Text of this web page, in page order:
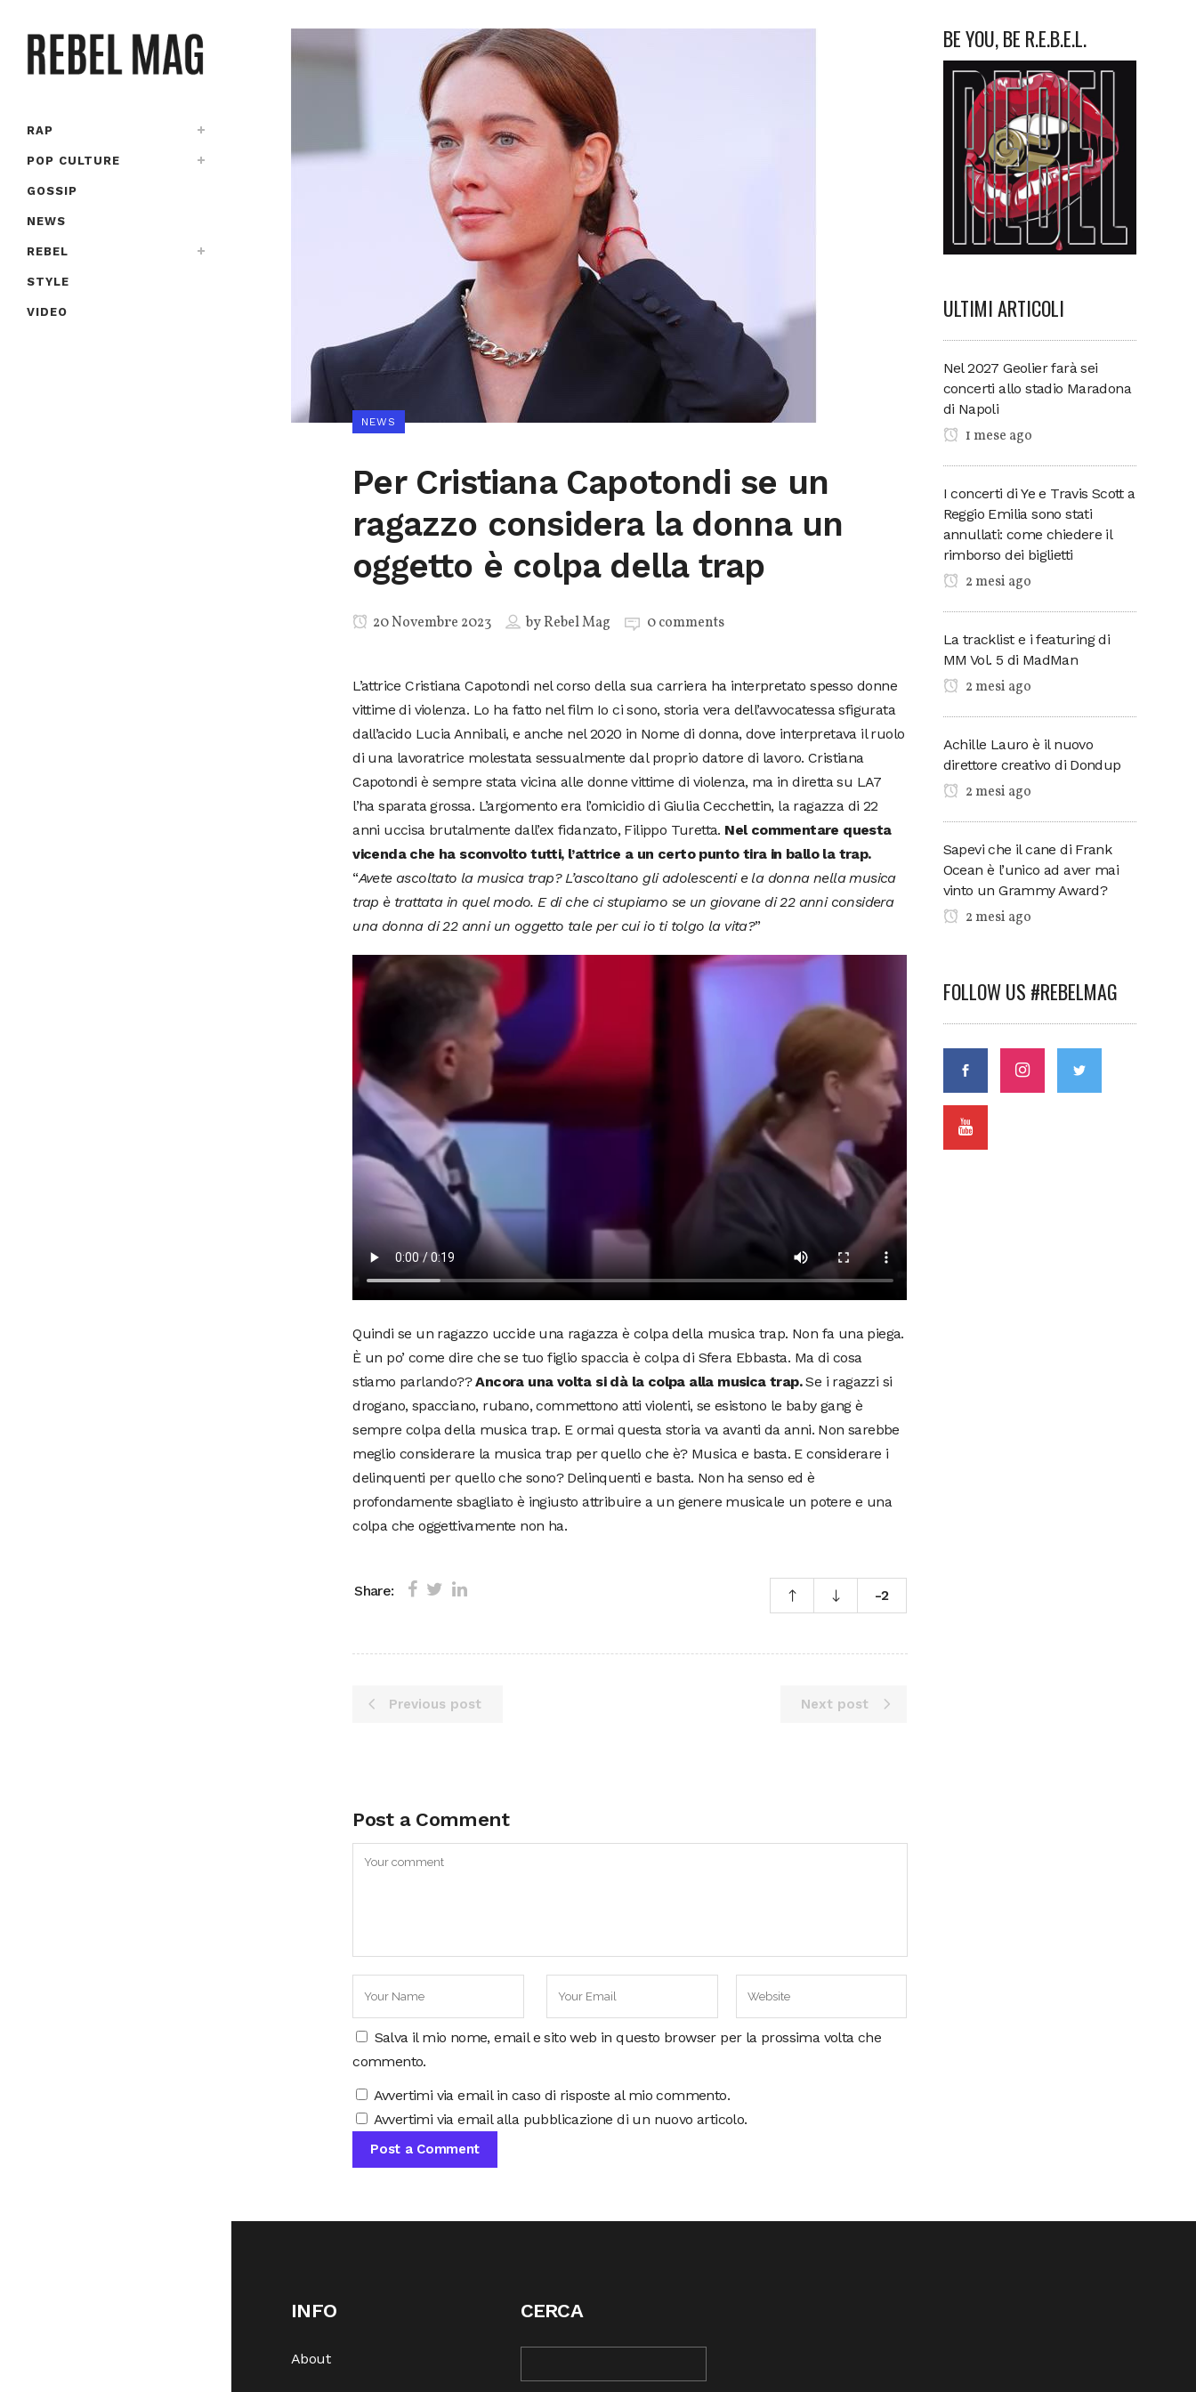
RAP
POP CULTURE
GOSSIP
NEWS
REBEL
STYLE
VIDEO
NEWS
Per Cristiana Capotondi se un
ragazzo considera la donna un
oggetto è colpa della trap
20 Novembre 2023 byRebel Mag 0 comments
L’attrice Cristiana Capotondi nel corso della sua carriera ha interpretato spesso donne
vittime di violenza. Lo ha fatto nel film Io ci sono, storia vera dell’avvocatessa sfigurata
dall’acido Lucia Annibali, e anche nel 2020 in Nome di donna, dove interpretava il ruolo
di una lavoratrice molestata sessualmente dal proprio datore di lavoro. Cristiana
Capotondi è sempre stata vicina alle donne vittime di violenza, ma in diretta su LA7
l’ha sparata grossa. L’argomento era l’omicidio di Giulia Cecchettin, la ragazza di 22
anni uccisa brutalmente dall’ex fidanzato, Filippo Turetta. Nel commentare questa
vicenda che ha sconvolto tutti, l’attrice a un certo punto tira in ballo la trap.
“Avete ascoltato la musica trap? L’ascoltano gli adolescenti e la donna nella musica
trap è trattata in quel modo. E di che ci stupiamo se un giovane di 22 anni considera
una donna di 22 anni un oggetto tale per cui io ti tolgo la vita?”
Quindi se un ragazzo uccide una ragazza è colpa della musica trap. Non fa una piega.
È un po’ come dire che se tuo figlio spaccia è colpa di Sfera Ebbasta. Ma di cosa
stiamo parlando??Ancora una volta si dà la colpa alla musica trap.Se i ragazzi si
drogano, spacciano, rubano, commettono atti violenti, se esistono le baby gang è
sempre colpa della musica trap. E ormai questa storia va avanti da anni. Non sarebbe
meglio considerare la musica trap per quello che è? Musica e basta. E considerare i
delinquenti per quello che sono? Delinquenti e basta. Non ha senso ed è
profondamente sbagliato è ingiusto attribuire a un genere musicale un potere e una
colpa che oggettivamente non ha.
Share: -2
Previous post Next post
Post a Comment
Salva il mio nome, email e sito web in questo browser per la prossima volta che
commento.
Avvertimi via email in caso di risposte al mio commento.
Avvertimi via email alla pubblicazione di un nuovo articolo.
BE YOU, BE R.E.B.E.L.
ULTIMI ARTICOLI
Nel 2027 Geolier farà sei
concerti allo stadio Maradona
di Napoli
1 mese ago
I concerti di Ye e Travis Scott a
Reggio Emilia sono stati
annullati: come chiedere il
rimborso dei biglietti
2 mesi ago
La tracklist e i featuring di
MM Vol. 5 di MadMan
2 mesi ago
Achille Lauro è il nuovo
direttore creativo di Dondup
2 mesi ago
Sapevi che il cane di Frank
Ocean è l’unico ad aver mai
vinto un Grammy Award?
2 mesi ago
FOLLOW US #REBELMAG
INFO
About
CERCA